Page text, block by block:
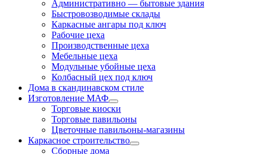
Административно — бытовые здания
Быстровозводимые склады
Каркасные ангары под ключ
Рабочие цеха
Производственные цеха
Мебельные цеха
Модульные убойные цеха
Колбасный цех под ключ
Дома в скандинавском стиле
Изготовление МАФ
Торговые киоски
Торговые павильоны
Цветочные павильоны-магазины
Каркасное строительство
Сборные дома